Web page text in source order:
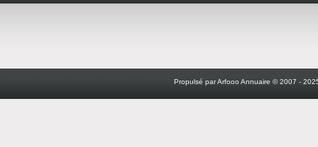
Propulsé par Arfooo Annuaire © 2007 -